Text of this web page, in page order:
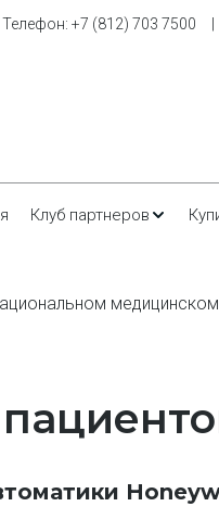
Телефон: +7 (812) 703 7500
Клуб партнеров